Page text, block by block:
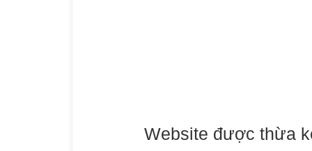
Website được thừa